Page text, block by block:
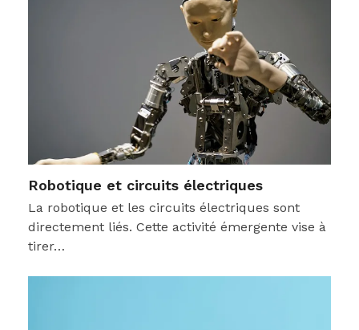
Robotique et circuits électriques
La robotique et les circuits électriques sont
directement liés. Cette activité émergente vise à
tirer…